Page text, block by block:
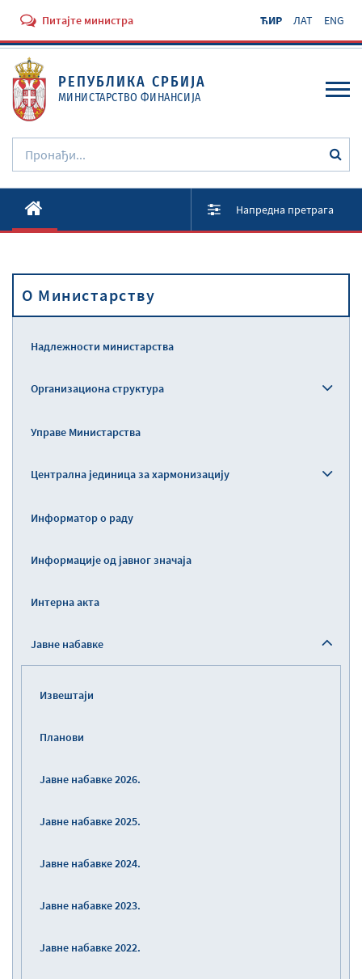
Питајте министра ЋИР ЛАТ ENG
РЕПУБЛИКА СРБИЈА
МИНИСТАРСТВО ФИНАНСИЈА
Активности
Прописи
Напредна претрага
O Министарству
Надлежности министарства
Организациона структура
Управе Министарства
Централна јединица за хармонизацију
Информатор о раду
Информације од јавног значаја
Интерна акта
Јавне набавке
Извештаји
Планови
Јавне набавке 2026.
Јавне набавке 2025.
Јавне набавке 2024.
Јавне набавке 2023.
Јавне набавке 2022.